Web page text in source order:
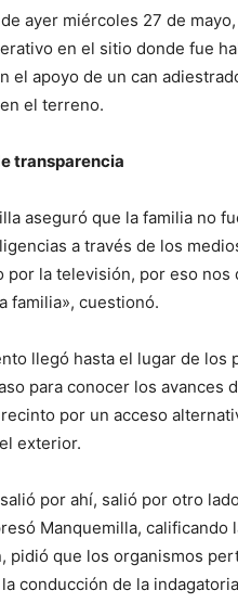
ayer miércoles 27 de
en el sitio donde fue
el apoyo de un can
el terreno.
transparencia
aseguró que la familia no
a través de los
por la televisión, por eso
familia», cuestionó.
llegó hasta el lugar de
para conocer los avances
por un acceso
exterior.
por ahí, salió por otro
Manquemilla,
pidió que los organismos
conducción de la